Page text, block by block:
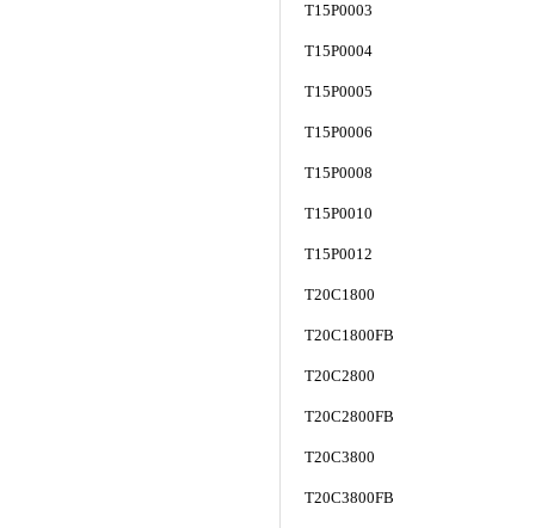
T15P0003
T15P0004
T15P0005
T15P0006
T15P0008
T15P0010
T15P0012
T20C1800
T20C1800FB
T20C2800
T20C2800FB
T20C3800
T20C3800FB